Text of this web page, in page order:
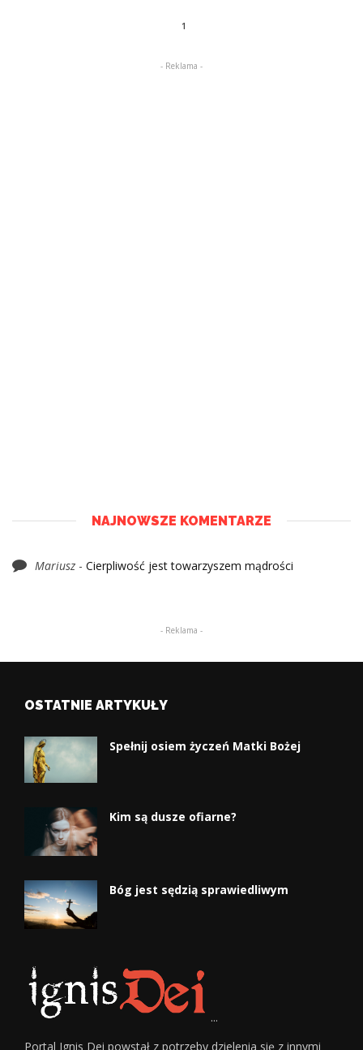
1
- Reklama -
NAJNOWSZE KOMENTARZE
Mariusz - Cierpliwość jest towarzyszem mądrości
- Reklama -
OSTATNIE ARTYKUŁY
Spełnij osiem życzeń Matki Bożej
Kim są dusze ofiarne?
Bóg jest sędzią sprawiedliwym
...
Portal Ignis Dei powstał z potrzeby dzielenia się z innymi